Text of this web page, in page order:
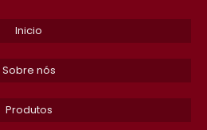
200KG
1000KG
Inicio
Sobre nós
Produtos